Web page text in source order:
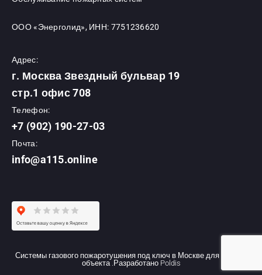
ООО «Энерголид», ИНН: 7751236620
Адрес:
г. Москва Звездный бульвар 19
стр.1 офис 708
Телефон:
+7 (902) 190-27-03
Почта:
info@a115.online
Системы газового пожаротушения под ключ в Москве для Вашего
объекта .Разработано Poldis